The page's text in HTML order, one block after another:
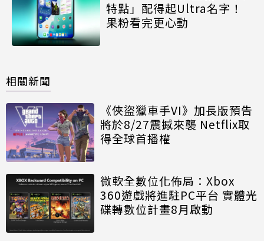
特點」配得起Ultra名字！
果粉看完更心動
相關新聞
《俠盜獵車手VI》加長版預告
將於8/27震撼來襲 Netflix取
得全球首播權
微軟全數位化佈局：Xbox
360遊戲將進駐PC平台 實體光
碟轉數位計畫8月啟動